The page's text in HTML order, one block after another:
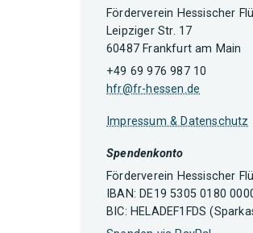
Förderverein Hessischer
Leipziger Str. 17
60487 Frankfurt am Main
+49 69 976 987 10
hfr@fr-hessen.de
Impressum & Datenschutz
Spendenkonto
Förderverein Hessischer
IBAN: DE19 5305 0180
BIC: HELADEF1FDS